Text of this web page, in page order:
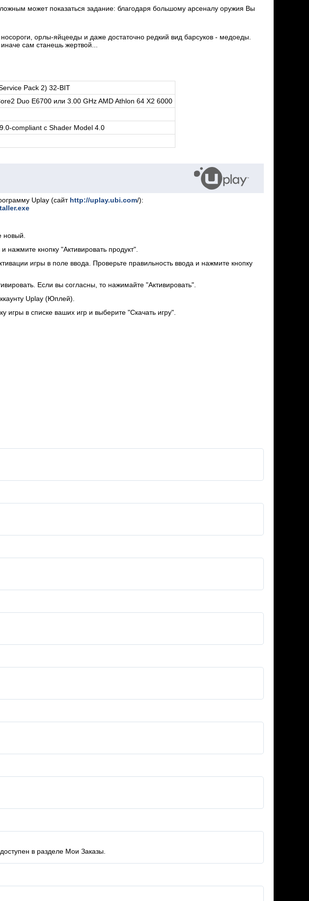
может показаться задание: благодаря большому арсеналу оружия Вы
орлы-яйцееды и даже достаточно редкий вид барсуков - медоеды.
сам станешь жертвой...
Pack 2) 32-BIT
Duo E6700 или 3.00 GHz AMD Athlon 64 X2 6000
compliant с Shader Model 4.0
Uplay (сайт http://uplay.ubi.com/):
новый.
кнопку "Активировать продукт".
игры в поле ввода. Проверьте правильность ввода и нажмите кнопку
Если вы согласны, то нажимайте "Активировать".
Uplay (Юплей).
игры в списке ваших игр и выберите "Скачать игру".
в разделе Мои Заказы.